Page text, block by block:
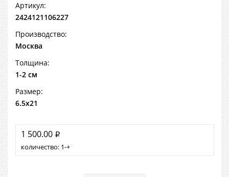
Артикул:
2424121106227
Производство:
Москва
Толщина:
1-2 см
Размер:
6.5х21
1 500.00 i
количество: 1 +